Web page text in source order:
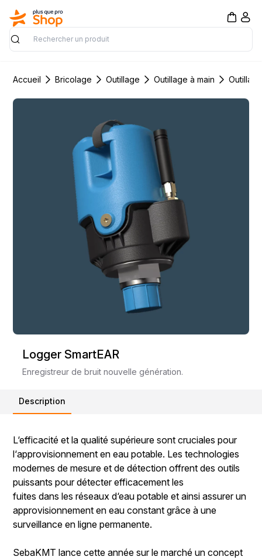
Rechercher
Accueil Bricolage Outillage Outillage à main
Logger SmartEAR
Enregistreur de bruit nouvelle génération.
Description
L‘efficacité et la qualité supérieure sont cruciales pour
l‘approvisionnement en eau potable. Les technologies
modernes de mesure et de détection offrent des outils
puissants pour détecter efficacement les
fuites dans les réseaux d‘eau potable et ainsi assurer un
approvisionnement en eau constant grâce à une
surveillance en ligne permanente.
SebaKMT lance cette année sur le marché un concept